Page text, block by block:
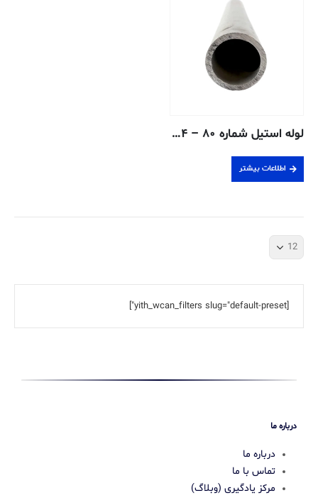
لوله استیل شماره ۸۰ – ۲٫۵۴ سانتی متر – ۳۱۶/۳۱۶L جوش داده شده
اطلاعات بیشتر
[yith_wcan_filters slug="default-preset"]
درباره ما
درباره ما
تماس با ما
مرکز یادگیری (وبلاگ)